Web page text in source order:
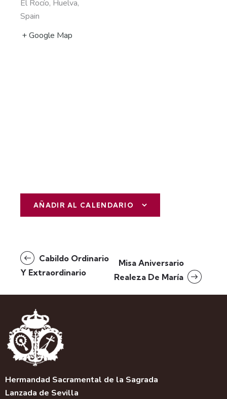
El Rocío, Huelva,
Spain
+ Google Map
AÑADIR AL CALENDARIO
N
a
e
a
c
i
ó
n
d
e
Cabildo Ordinario
Y Extraordinario
Misa Aniversario
Realeza De María
Hermandad Sacramental de la Sagrada
Lanzada de Sevilla